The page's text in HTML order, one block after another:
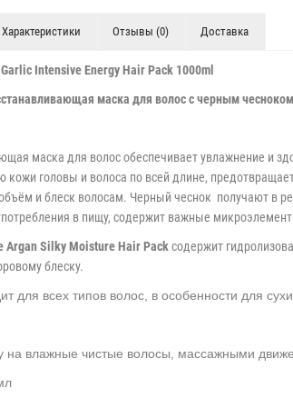
Характеристики Отзывы (0) Доставка
Intensive Energy Hair Pack 1000ml
маска для волос с черным чесноком
маска для волос обеспечивает увлажнение и
кожи головы и волоса по всей длине,
и блеск волосам. Черный чеснок получают в
в пищу, содержит важные
Argan Silky Moisture Hair Packсодержит
блеску.
для всех типов волос, в особенности для
на влажные чистые волосы, массажными